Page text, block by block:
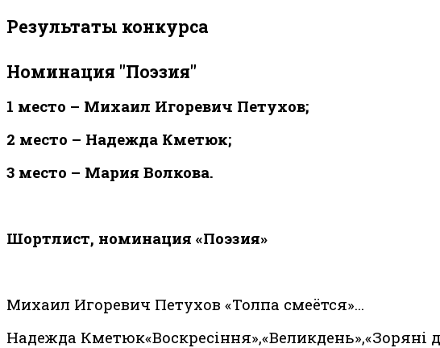
Результаты конкурса
Номинация "Поэзия"
1 место – Михаил Игоревич Петухов;
2 место – Надежда Кметюк;
3 место – Мария Волкова.
Шортлист, номинация «Поэзия»
Михаил Игоревич Петухов «Толпа смеётся»...
Надежда Кметюк«Воскресіння»,«Великдень»,«Зоряні